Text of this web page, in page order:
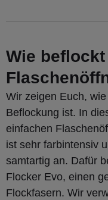
Wie
Wir zeigen Euch,
Beflockung ist. In
einfachen
ist sehr farbintensiv
samtartig an. Dafür
Flocker Evo, einen
Flockfasern. Wir